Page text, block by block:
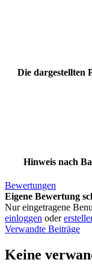
Die dargestellten
Hinweis nach
Bewertungen
Eigene Bewertung
Nur eingetragene
einloggen oder
Verwandte Beiträge
Keine